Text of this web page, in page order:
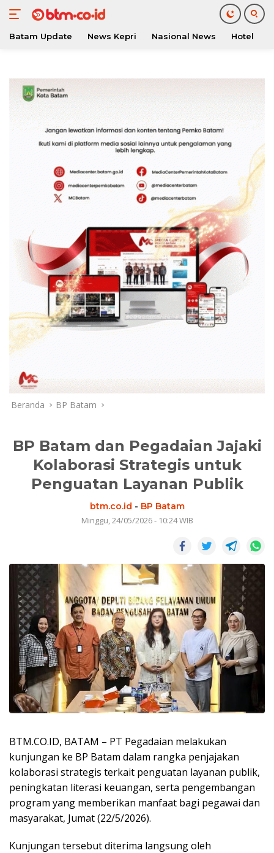
konten
Batam Update News Kepri Nasional News Hotel
Beranda BP Batam
BP Batam dan Pegadaian Jajaki
Kolaborasi Strategis untuk
Penguatan Layanan Publik
btm.co.id - BP Batam
Minggu, 24/05/2026 - 10:24 WIB
BTM.CO.ID, BATAM – PT Pegadaian melakukan
kunjungan ke BP Batam dalam rangka penjajakan
kolaborasi strategis terkait penguatan layanan publik,
peningkatan literasi keuangan, serta pengembangan
program yang memberikan manfaat bagi pegawai dan
masyarakat, Jumat (22/5/2026).
Kunjungan tersebut diterima langsung oleh